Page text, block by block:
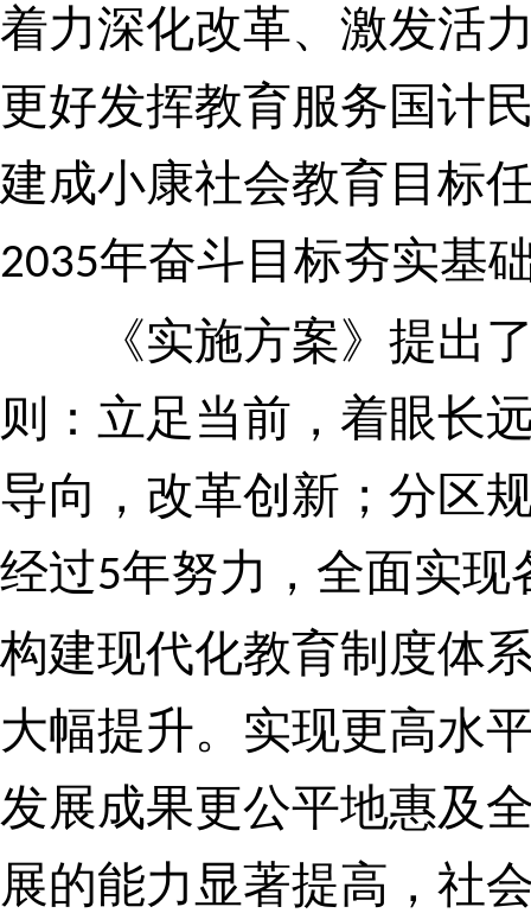
着力深化改革、激发活
更好发挥教育服务国计
建成小康社会教育目标
2035年奋斗目标夯实基
《实施方案》提出了
则： 立足当前，着眼长
导向，改革创新；分区
经过5年努力，全面实现
构建现代化教育制度体
大幅提升。 实现更高水
发展成果更公平地惠及
展的能力显著提高，社